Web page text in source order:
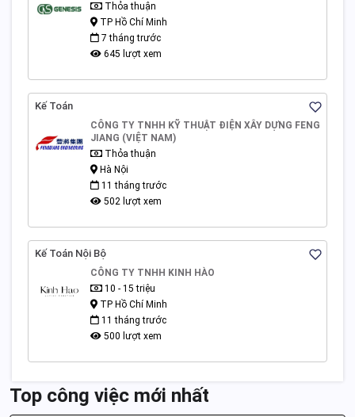
Thỏa thuận
TP Hồ Chí Minh
7 tháng trước
645 lượt xem
Kế Toán
CÔNG TY TNHH KỸ THUẬT ĐIỆN XÂY DỰNG FENG
JIANG (VIỆT NAM)
Thỏa thuận
Hà Nội
11 tháng trước
502 lượt xem
Kế Toán Nội Bộ
CÔNG TY TNHH KINH HÀO
10 - 15 triệu
TP Hồ Chí Minh
11 tháng trước
500 lượt xem
Top công việc mới nhất